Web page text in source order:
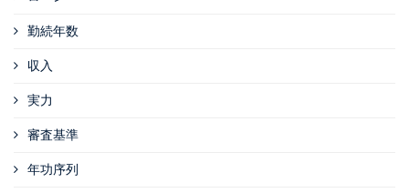
勤続年数
収入
実力
審査基準
年功序列